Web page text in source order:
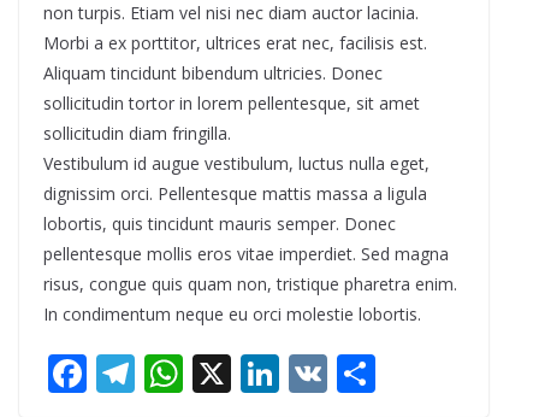
non turpis. Etiam vel nisi nec diam auctor lacinia.
Morbi a ex porttitor, ultrices erat nec, facilisis est.
Aliquam tincidunt bibendum ultricies. Donec
sollicitudin tortor in lorem pellentesque, sit amet
sollicitudin diam fringilla.
Vestibulum id augue vestibulum, luctus nulla eget,
dignissim orci. Pellentesque mattis massa a ligula
lobortis, quis tincidunt mauris semper. Donec
pellentesque mollis eros vitae imperdiet. Sed magna
risus, congue quis quam non, tristique pharetra enim.
In condimentum neque eu orci molestie lobortis.
F T W X Li V
5 Non-Surgical Treatments to Get You Be
Next →